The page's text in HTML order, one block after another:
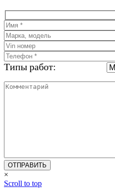
Типы работ:
×
Scroll to top